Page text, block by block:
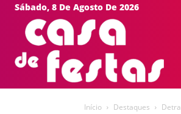
Sábado, 8 De Agosto De 2026
Início Destaques